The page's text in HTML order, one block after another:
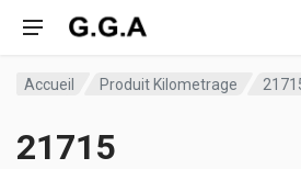
Accueil Produit Kilometrage
21715